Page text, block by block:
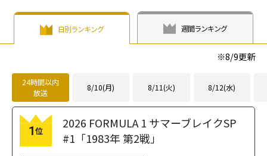
日別ランキング 週間ランキング
※8/9更新
24時間以内
放送
8/10(月) 8/11(火) 8/12(水)
1位
2026 FORMULA 1 サマーブレイクSP
#1「1983年 第2戦」